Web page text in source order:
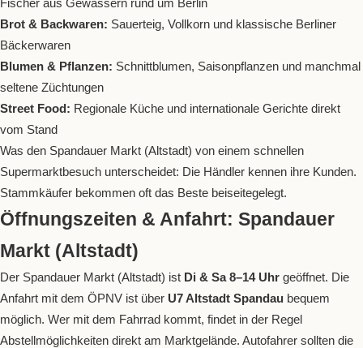
Fischer aus Gewässern rund um Berlin
Brot & Backwaren: Sauerteig, Vollkorn und klassische Berliner
Bäckerwaren
Blumen & Pflanzen: Schnittblumen, Saisonpflanzen und manchmal
seltene Züchtungen
Street Food: Regionale Küche und internationale Gerichte direkt
vom Stand
Was den Spandauer Markt (Altstadt) von einem schnellen
Supermarktbesuch unterscheidet: Die Händler kennen ihre Kunden.
Stammkäufer bekommen oft das Beste beiseitegelegt.
Öffnungszeiten & Anfahrt: Spandauer
Markt (Altstadt)
Der Spandauer Markt (Altstadt) ist Di & Sa 8–14 Uhr geöffnet. Die
Anfahrt mit dem ÖPNV ist über U7 Altstadt Spandau bequem
möglich. Wer mit dem Fahrrad kommt, findet in der Regel
Abstellmöglichkeiten direkt am Marktgelände. Autofahrer sollten die